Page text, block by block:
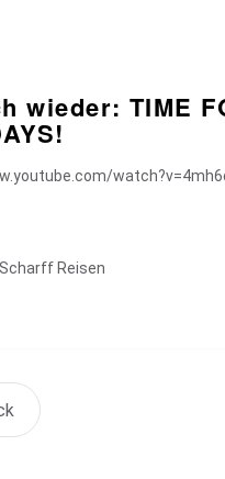
wieder: TIME
Scharff Reisen